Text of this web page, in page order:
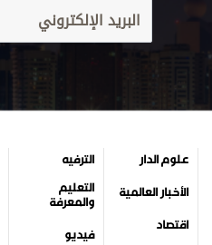
علوم الدار
الأخبار العالمية
اقتصاد
الترفيه
التعليم
والمعرفة
فيديو